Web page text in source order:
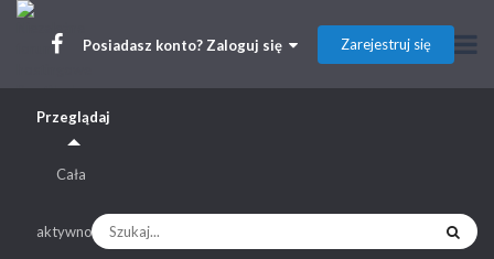
Posiadasz konto? Zaloguj się Zarejestruj się
Przeglądaj
Cała
aktywność